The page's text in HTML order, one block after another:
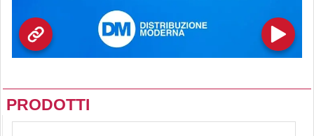
PRODOTTI